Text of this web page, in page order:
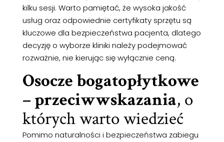
kilku sesji. Warto pamiętać, że wysoka jakość
usług oraz odpowiednie certyfikaty sprzętu są
kluczowe dla bezpieczeństwa pacjenta, dlatego
decyzję o wyborze kliniki należy podejmować
rozważnie, nie kierując się wyłącznie ceną.
Osocze bogatopłytkowe
– przeciwwskazania, o
których warto wiedzieć
Pomimo naturalności i bezpieczeństwa zabiegu